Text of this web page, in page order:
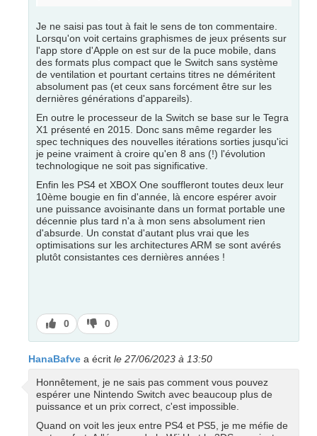
Je ne saisi pas tout à fait le sens de ton commentaire.
Lorsqu'on voit certains graphismes de jeux présents sur
l'app store d'Apple on est sur de la puce mobile, dans
des formats plus compact que le Switch sans système
de ventilation et pourtant certains titres ne déméritent
absolument pas (et ceux sans forcément être sur les
dernières générations d'appareils).
En outre le processeur de la Switch se base sur le Tegra
X1 présenté en 2015. Donc sans même regarder les
spec techniques des nouvelles itérations sorties jusqu'ici
je peine vraiment à croire qu'en 8 ans (!) l'évolution
technologique ne soit pas significative.
Enfin les PS4 et XBOX One souffleront toutes deux leur
10ème bougie en fin d'année, là encore espérer avoir
une puissance avoisinante dans un format portable une
décennie plus tard n'a à mon sens absolument rien
d'absurde. Un constat d'autant plus vrai que les
optimisations sur les architectures ARM se sont avérés
plutôt consistantes ces dernières années !
J’aime
0
J’aime
pas
0
HanaBafve a écrit le 27/06/2023 à 13:50
Honnêtement, je ne sais pas comment vous pouvez
espérer une Nintendo Switch avec beaucoup plus de
puissance et un prix correct, c'est impossible.
Quand on voit les jeux entre PS4 et PS5, je me méfie de